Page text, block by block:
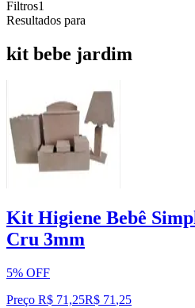
Filtros1
Resultados para
kit bebe jardim
Kit Higiene Bebê
Cru 3mm
5% OFF
Preço R$ 71,25R$ 71 ,25